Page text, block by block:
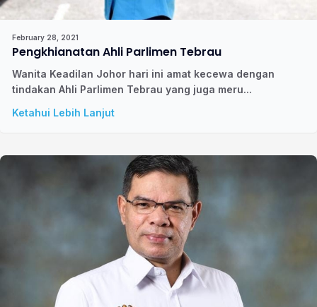
February 28, 2021
Pengkhianatan Ahli Parlimen Tebrau
Wanita Keadilan Johor hari ini amat kecewa dengan
tindakan Ahli Parlimen Tebrau yang juga meru...
Ketahui Lebih Lanjut